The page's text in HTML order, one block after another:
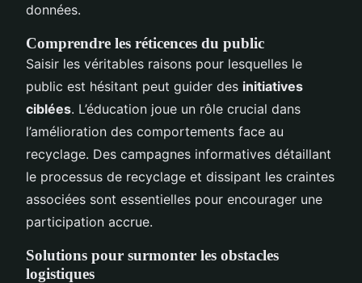
données.
Comprendre les réticences du public
Saisir les véritables raisons pour lesquelles le
public est hésitant peut guider des initiatives
ciblées. L’éducation joue un rôle crucial dans
l’amélioration des comportements face au
recyclage. Des campagnes informatives détaillant
le processus de recyclage et dissipant les craintes
associées sont essentielles pour encourager une
participation accrue.
Solutions pour surmonter les obstacles
logistiques